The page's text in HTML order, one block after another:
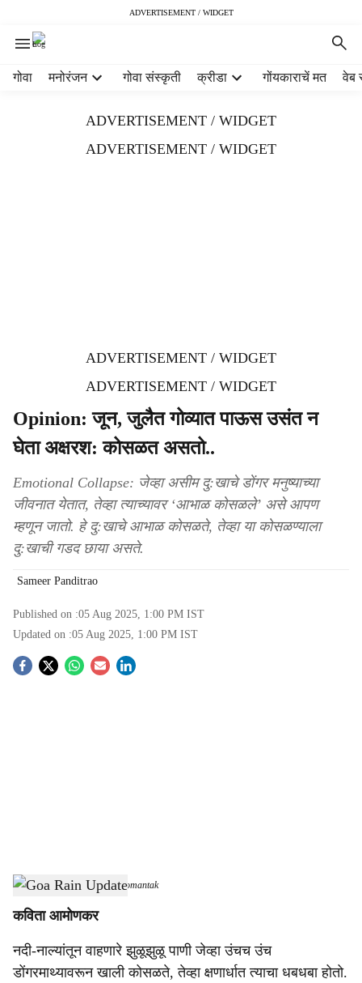
ADVERTISEMENT / WIDGET
गोवा मनोरंजन गोवा संस्कृती क्रीडा गोंयकाराचें मत वेब
ADVERTISEMENT / WIDGET
ADVERTISEMENT / WIDGET
ADVERTISEMENT / WIDGET
ADVERTISEMENT / WIDGET
Opinion: जून, जुलैत गोव्यात पाऊस उसंत न
घेता अक्षरश: कोसळत असतो..
Emotional Collapse: जेव्हा असीम दु:खाचे डोंगर मनुष्याच्या
जीवनात येतात, तेव्हा त्याच्यावर ‘आभाळ कोसळले’ असे आपण
म्हणून जातो. हे दु:खाचे आभाळ कोसळते, तेव्हा या कोसळण्याला
दु:खाची गडद छाया असते.
Sameer Panditrao
Published on :05 Aug 2025, 1:00 PM IST
Updated on :05 Aug 2025, 1:00 PM IST
S
r
Goa Rain Update- Dainik Gomantak
कविता आमोणकर
नदी-नाल्यांतून वाहणारे झुळूझुळू पाणी जेव्हा उंचच उंच
डोंगरमाथ्यावरून खाली कोसळते, तेव्हा क्षणार्धात त्याचा धबधबा होतो.